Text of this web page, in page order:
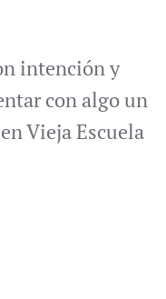
intención y
con algo un
Vieja Escuela